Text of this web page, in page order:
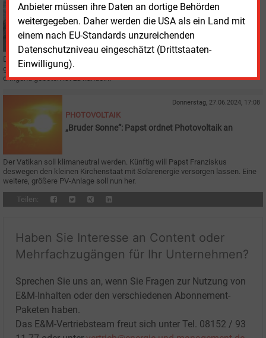
Anbieter müssen ihre Daten an dortige Behörden
weitergegeben. Daher werden die USA als ein Land mit
einem nach EU-Standards unzureichenden
Datenschutzniveau eingeschätzt (Drittstaaten-
Einwilligung).
KLIMASCHUTZ
Angst vor Wohlstandsverlust größer als vor
Klimawandel
Die Deutschen stehen dem Thema Klimaschutz immer ablehnender
gegenüber. Obwohl vielen Befragten einer Umfrage bewusst ist, dass es
dringend geboten ist zu handeln.
Donnerstag, 27.06.2024, 17:08
PHOTOVOLTAIK
„Bruder Sonne“: Papst ordnet Photovoltaik an
Der Vatikan soll klimaneutral werden. Künftig will Papst Franziskus
deswegen den kleinen Kirchenstaat mit Solarenergie versorgen lassen. Eine
weitere, größere PV-Anlage soll nun her.
Teilen:
Haben Sie Interesse an Content oder
Mehrfachzugängen für Ihr Unternehmen?
Sprechen Sie uns an, wenn Sie Fragen zur Nutzung von
E&M-Inhalten oder den verschiedenen Abonnement-
Paketen haben.
Das E&M-Vertriebsteam freut sich unter Tel. 08152 / 93